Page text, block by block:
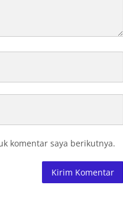
komentar saya berikutnya.